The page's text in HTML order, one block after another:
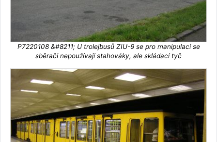
P7220108 &#8211; U trolejbusů ZIU-9 se pro manipulaci se
sběrači nepoužívají stahováky, ale skládací tyč